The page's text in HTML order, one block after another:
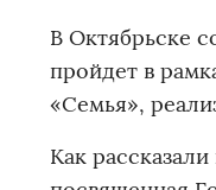
В Октябрьске
пройдет в
«Семья»,
Как